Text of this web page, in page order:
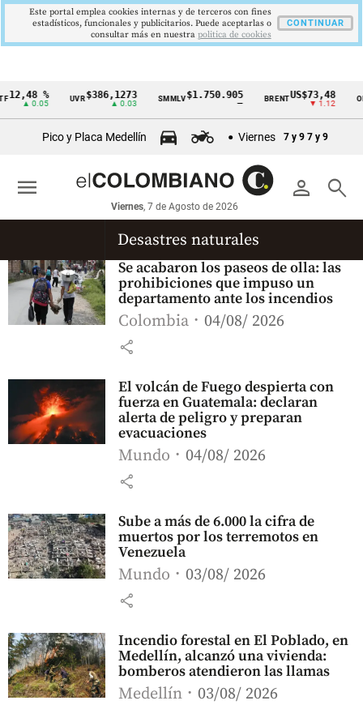
Cintillo
económicos
Colombia
12,48 %
▲ 0.05
UVR$386,1273
▲ 0.03
SMMLV$1.750.905
—
BRENTUS$73,48
▼ 1.12
Pico y Placa Medellín Viernes 7 y 9 7 y 9
person search
Viernes, 7 de Agosto de 2026
menu
Desastres naturales
Se acabaron los paseos de olla: las
prohibiciones que impuso un
departamento ante los incendios
Colombia 04/08/ 2026
share
El volcán de Fuego despierta con
fuerza en Guatemala: declaran
alerta de peligro y preparan
evacuaciones
Mundo 04/08/ 2026
share
Sube a más de 6.000 la cifra de
muertos por los terremotos en
Venezuela
Mundo 03/08/ 2026
share
Incendio forestal en El Poblado, en
Medellín, alcanzó una vivienda:
bomberos atendieron las llamas
Medellín 03/08/ 2026
Este portal emplea cookies internas y de terceros con fines
estadísticos, funcionales y publicitarios. Puede aceptarlas o
consultar más en nuestra politica de cookies
CONTINUAR